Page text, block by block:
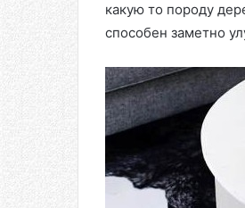
какую то породу
способен заметно